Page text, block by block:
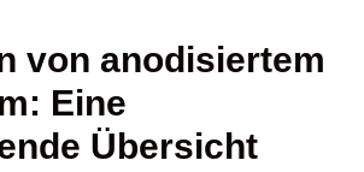
von anodisiertem
Eine
Übersicht